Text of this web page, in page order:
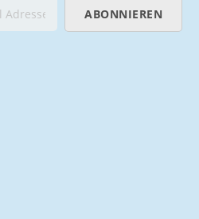
ABONNIEREN